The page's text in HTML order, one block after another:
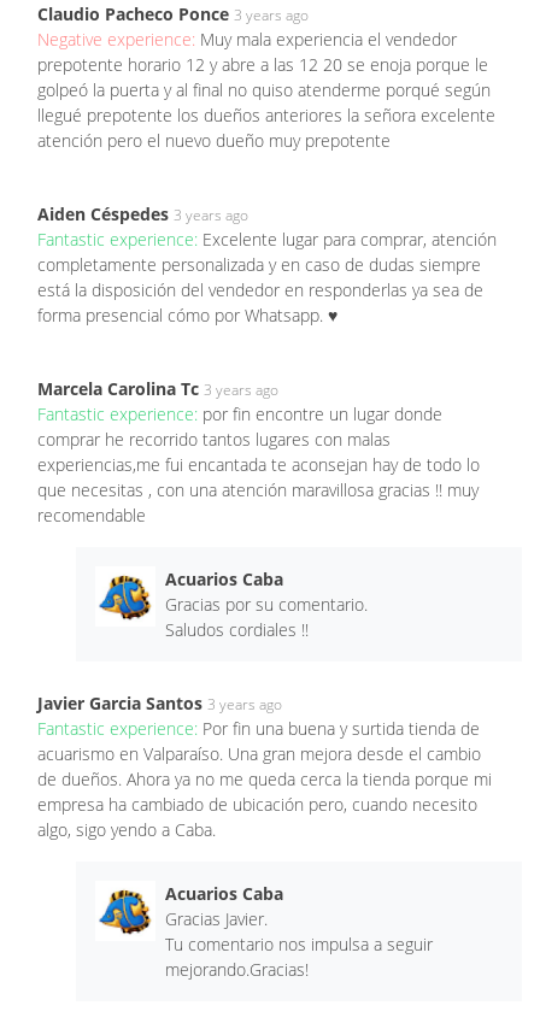
Claudio Pacheco Ponce 3 years ago
Negative experience: Muy mala experiencia el vendedor
prepotente horario 12 y abre a las 12 20 se enoja porque le
golpeó la puerta y al final no quiso atenderme porqué según
llegué prepotente los dueños anteriores la señora excelente
atención pero el nuevo dueño muy prepotente
Aiden Céspedes 3 years ago
Fantastic experience: Excelente lugar para comprar, atención
completamente personalizada y en caso de dudas siempre
está la disposición del vendedor en responderlas ya sea de
forma presencial cómo por Whatsapp. ♥️
Marcela Carolina Tc 3 years ago
Fantastic experience: por fin encontre un lugar donde
comprar he recorrido tantos lugares con malas
experiencias,me fui encantada te aconsejan hay de todo lo
que necesitas , con una atención maravillosa gracias !! muy
recomendable
Acuarios Caba
Gracias por su comentario.
Saludos cordiales !!
Javier Garcia Santos 3 years ago
Fantastic experience: Por fin una buena y surtida tienda de
acuarismo en Valparaíso. Una gran mejora desde el cambio
de dueños. Ahora ya no me queda cerca la tienda porque mi
empresa ha cambiado de ubicación pero, cuando necesito
algo, sigo yendo a Caba.
Acuarios Caba
Gracias Javier.
Tu comentario nos impulsa a seguir
mejorando.Gracias!